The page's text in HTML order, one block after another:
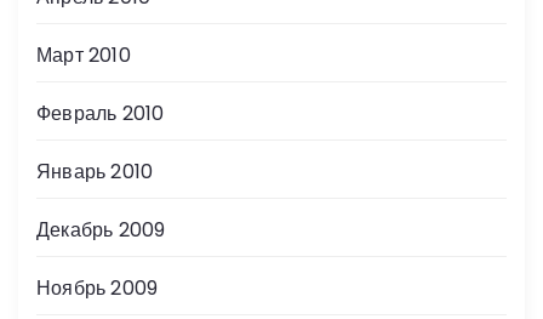
Март 2010
Февраль 2010
Январь 2010
Декабрь 2009
Ноябрь 2009